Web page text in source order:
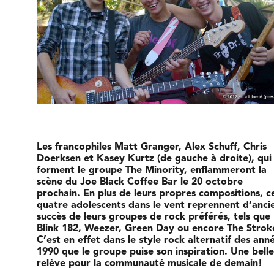
Les francophiles Matt Granger, Alex Schuff, Chris
Doerksen et Kasey Kurtz (de gauche à droite), qui
forment le groupe The Minority, enflammeront la
scène du Joe Black Coffee Bar le 20 octobre
prochain. En plus de leurs propres compositions,
quatre adolescents dans le vent reprennent
succès de leurs groupes de rock préférés, tels que
Blink 182, Weezer, Green Day ou encore The
C’est en effet dans le style rock alternatif des
1990 que le groupe puise son inspiration. Une belle
relève pour la communauté musicale de demain!